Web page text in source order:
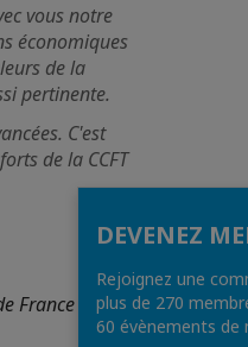
vous notre
économiques
de la
pertinente.
C'est
de la CCFT
France en
DEVENEZ
Rejoignez une
plus de 270
60 évènements de